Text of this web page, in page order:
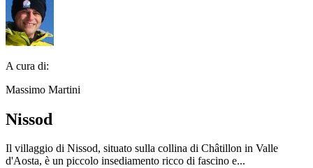
A cura di:
Massimo Martini
Nissod
Il villaggio di Nissod, situato sulla collina di Châtillon in Valle
d'Aosta, è un piccolo insediamento ricco di fascino e...